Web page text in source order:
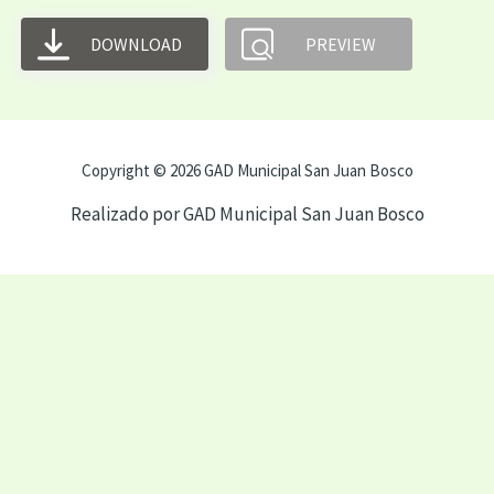
DOWNLOAD PREVIEW
Copyright © 2026 GAD Municipal San Juan Bosco
Realizado por GAD Municipal San Juan Bosco